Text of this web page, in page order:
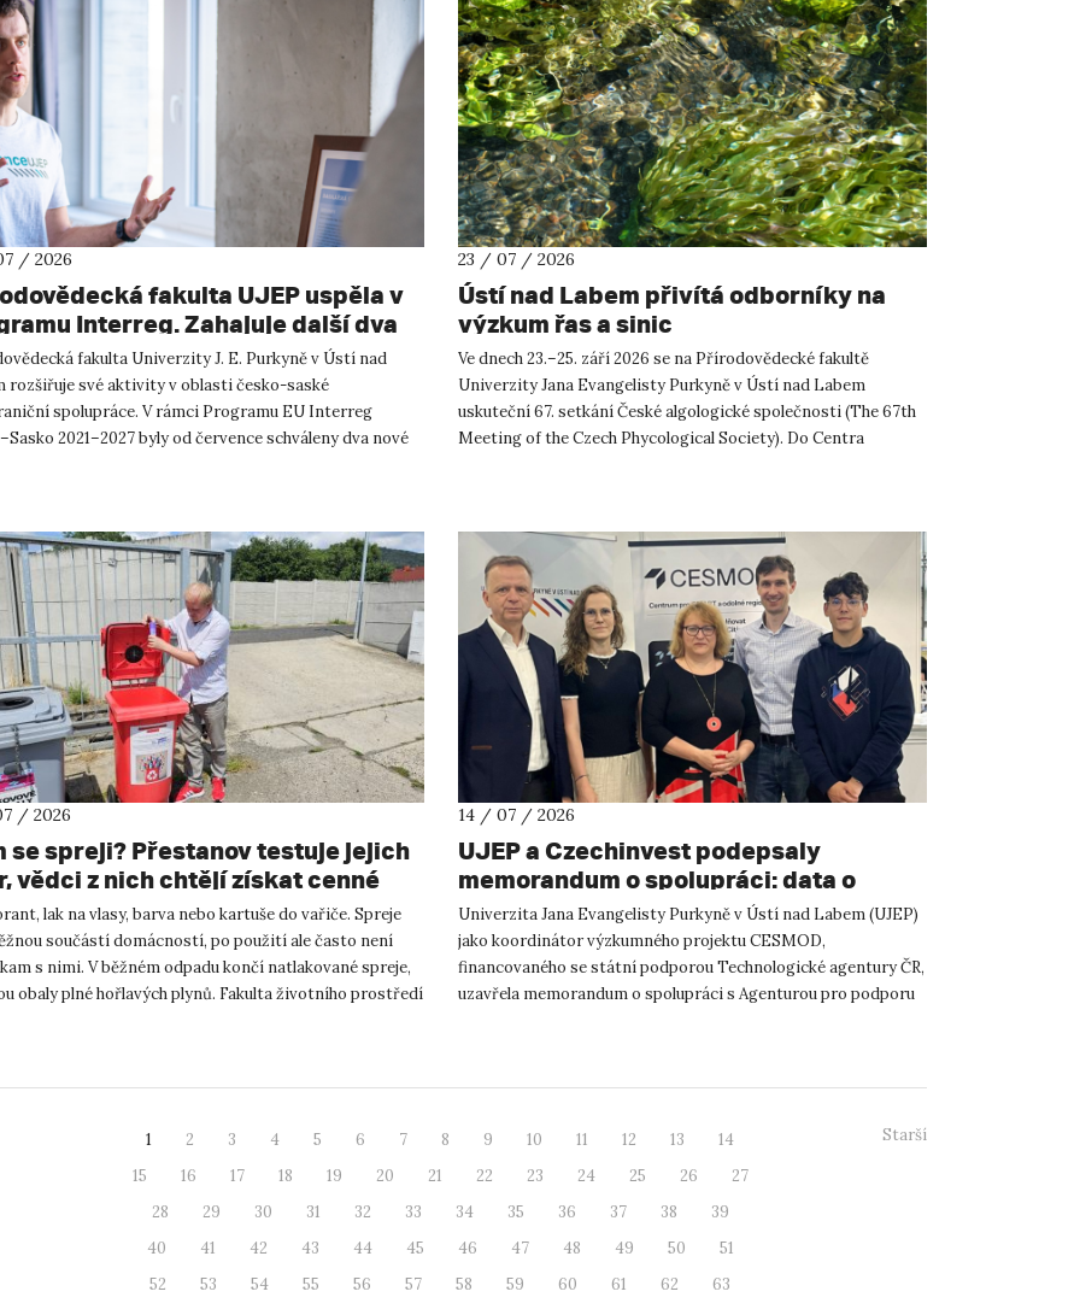
/ 2026
fakulta UJEP uspěla v
Interreg. Zahajuje další dva
projekty se saskými
fakulta Univerzity J. E. Purkyně v Ústí nad
rozšiřuje své aktivity v oblasti česko-saské
spolupráce. V rámci Programu EU Interreg
2021–2027 byly od července schváleny dva nové
23 / 07 / 2026
Ústí nad Labem přivítá odborníky na
výzkum řas a sinic
Ve dnech 23.–25. září 2026 se na Přírodovědecké fakultě
Univerzity Jana Evangelisty Purkyně v Ústí nad Labem
uskuteční 67. setkání České algologické společnosti (The 67th
Meeting of the Czech Phycological Society). Do Centra
/ 2026
se spreji? Přestanov testuje jejich
vědci z nich chtějí získat cenné
lak na vlasy, barva nebo kartuše do vařiče. Spreje
součástí domácností, po použití ale často není
s nimi. V běžném odpadu končí natlakované spreje,
obaly plné hořlavých plynů. Fakulta životního prostředí
14 / 07 / 2026
UJEP a Czechinvest podepsaly
memorandum o spolupráci: data o
podnikatelském prostředí posílí
výzkum CESMOD
Univerzita Jana Evangelisty Purkyně v Ústí nad Labem (UJEP)
jako koordinátor výzkumného projektu CESMOD,
financovaného se státní podporou Technologické agentury ČR,
uzavřela memorandum o spolupráci s Agenturou pro podporu
1 2 3 4 5 6 7 8 9 10 11 12 13
14
15
16 17 18 19 20 21 22 23 24 25 26
27
28
29 30 31 32 33 34 35 36 37 38
39
40
41 42 43 44 45 46 47 48 49 50
51
52
53 54 55 56 57 58 59 60 61 62
63
Starší